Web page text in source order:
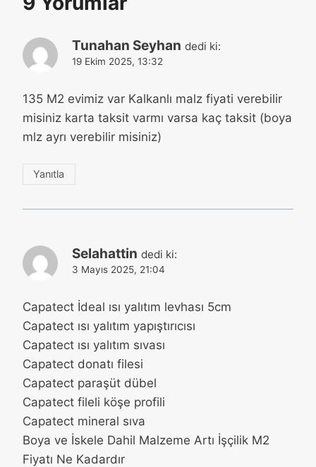
Tunahan Seyhan dedi ki:
19 Ekim 2025, 13:32
135 M2 evimiz var Kalkanlı malz fiyati verebilir
misiniz karta taksit varmı varsa kaç taksit (boya
mlz ayrı verebilir misiniz)
Yanıtla
Selahattin dedi ki:
3 Mayıs 2025, 21:04
Capatect İdeal ısı yalıtım levhası 5cm
Capatect ısı yalıtım yapıştırıcısı
Capatect ısı yalıtım sıvası
Capatect donatı filesi
Capatect paraşüt dübel
Capatect fileli köşe profili
Capatect mineral sıva
Boya ve İskele Dahil Malzeme Artı İşçilik M2
Fiyatı Ne Kadardır